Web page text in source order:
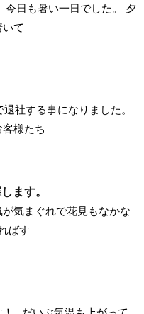
日も暑い一日でした。 夕
て
社する事になりました。
様たち
ます。
気まぐれで花見もなかな
ばす